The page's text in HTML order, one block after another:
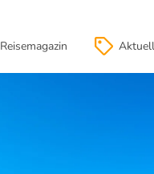
Reisemagazin